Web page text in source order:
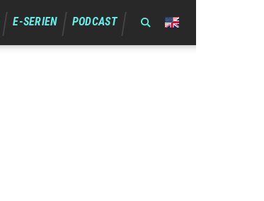
E-SERIEN PODCAST